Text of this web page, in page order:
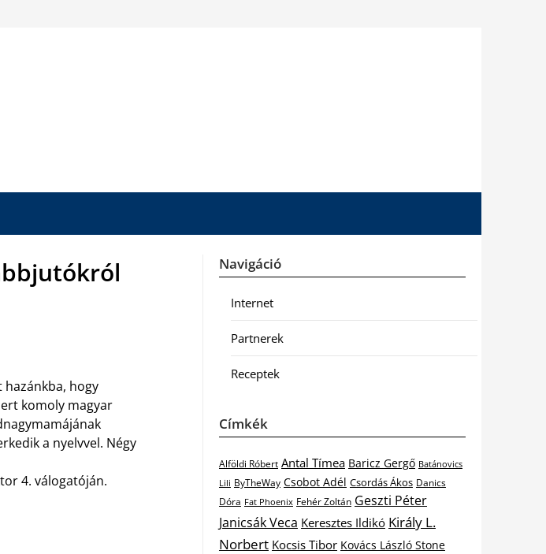
hazánkba, hogy
komoly magyar
a nyelvvel. Négy
4. válogatóján.
Navigáció
Internet
Partnerek
Receptek
Címkék
Alföldi Róbert Antal Tímea Baricz Gergő Batánovics
Lili ByTheWay Csobot Adél Csordás Ákos Danics
Dóra Fat Phoenix Fehér Zoltán Geszti Péter
Janicsák Veca Keresztes Ildikó Király L.
Norbert Kocsis Tibor Kovács László Stone